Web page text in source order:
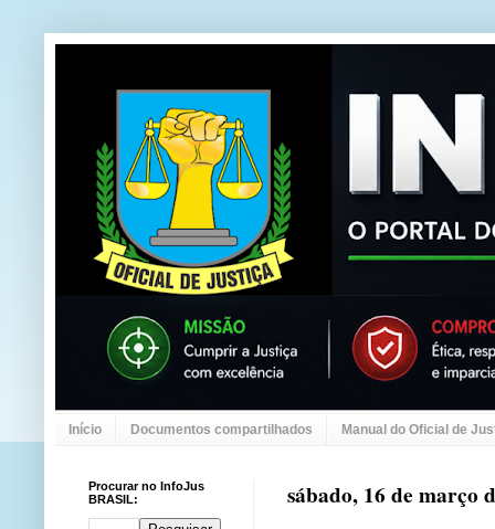
Início Documentos compartilhados Manual do Oficial de
sábado, 16 de março
Procurar no InfoJus
BRASIL: